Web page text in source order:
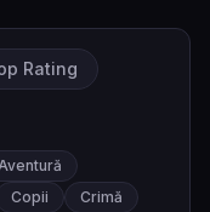
Rating
Copii
Crimă